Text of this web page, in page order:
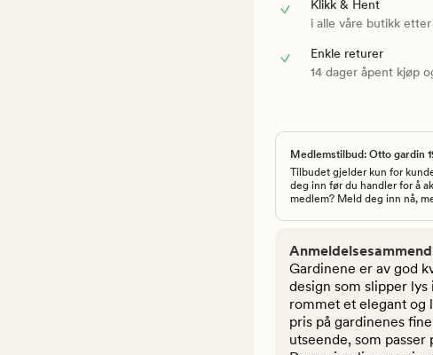
Klikk & Hent
i alle våre butikk
Enkle returer
14 dager åpent kjøp
Medlemstilbud: Otto gardin
Tilbudet gjelder kun for
deg inn før du handler for å
medlem? Meld deg inn nå,
Gardinene er av god
design som slipper
rommet et elegant og
pris på gardinenes
utseende, som